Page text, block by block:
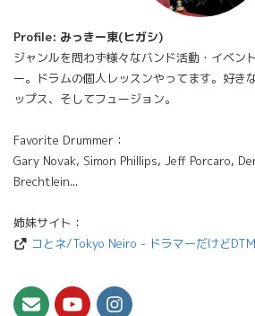
Profile: みっきー東(ヒガシ)
ジャンルを問わず様々なバンド活動・イベン
ー。ドラムの個人レッスンやってます。好き
ップス、そしてフュージョン。
Favorite Drummer：
Gary Novak, Simon Phillips, Jeff Porcaro,
Brechtlein...
姉妹サイト：
コとネ/Tokyo Neiro - ドラマーだけどDTM